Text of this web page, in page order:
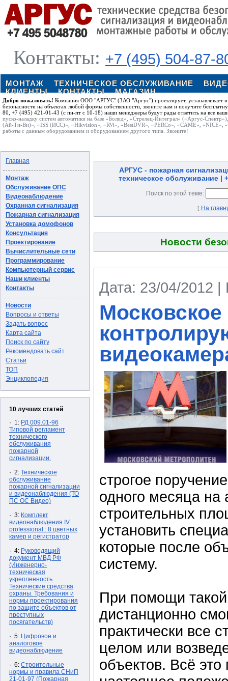
Контакты: +7 (495) 504-87-
МОНТАЖ ТЕХНИЧЕСКОЕ ОБСЛУЖИВАНИЕ
КЛИЕНТЫ
КОНТАКТЫ МАГАЗИН
Добро пожаловать! Компания ООО "АРГУС" (ЗАО "Аргус") проектирует, устанавливает и
безопасности на объектах любой формы собственности, звоните нам и получите
80, +7 (495) 421-01-43 (с пн-пт с 10-18) наши менеджеры будут рады ответить на все
пуско-наладку систем автоматики на базе «Болид», «Стрелец-Интеграл» («Аргус-
(Ай-Ти-Ви)», «ISS (ИСС)», «Hikvision», «RVi», «BestDVR», «PERCo», «CAME», «NICE»,
работы с данным оборудованием и оборудованием другого типа. Звоните!
Главная
Монтаж
Обслуживание ОПС
Видеонаблюдение
Охранная сигнализация
Пожарная сигнализация
Установка домофонов
Консультация
Проектирование
Вычислительные сети
Программирование
Компьютерный сервис
Наши клиенты
Контакты
Новости
Вопросы и ответы
Задать вопрос
Карта сайта
Поиск по сайту
Рекомендовать сайт
Статьи
ТОП
Энциклопедия
10 лучших статей
· 1: РД 009.01-96
Типовой регламент
технического
обслуживания
пожарной
сигнализации.
· 2: Техническое
обслуживание
пожарной сигнализации
и видеонаблюдения (ТО
ПС ОС Видео)
· 3: Комплект
видеонаблюдения IV
professional : 8 цветных
камер и регистратор
· 4: Руководящий
документ МВД РФ
(Инженерно-
техническая
укрепленность.
Технические средства
охраны. Требования и
нормы проектирования
по защите объектов от
преступных
посягательств)
· 5: Цифровое и
аналоговое
видеонаблюдение
· 6: Строительные
нормы и правила СНиП
21-01-97 (Пожарная
АРГУС - пожарная
техническое обслуживание |
Поиск по этой теме:
[ На
Новости
Дата: 23/04/2012 |
строгое
одного месяца на
строительных
установить
которые после
систему.
При помощи
дистанционно
практически все
целом или
объектов. Всё это